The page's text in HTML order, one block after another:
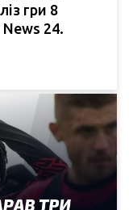
гри 8
24.